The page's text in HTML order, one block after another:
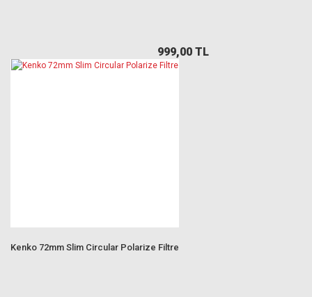
999,00 TL
Kenko 72mm Slim Circular Polarize Filtre